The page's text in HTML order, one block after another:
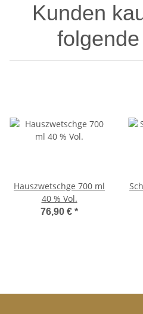
Kunden
Hauszwetschge 700 ml
40 % Vol.
76,90 € *